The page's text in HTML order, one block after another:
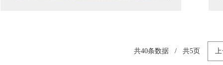
共40条数据 / 共5页